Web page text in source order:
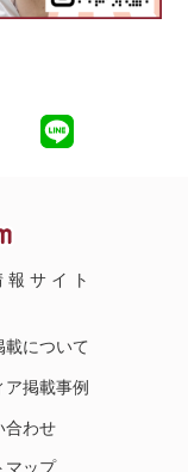
サイト
載について
ア掲載事例
合わせ
マップ